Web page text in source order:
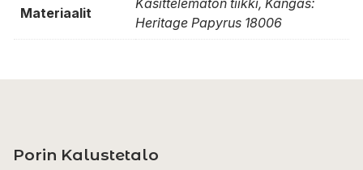
Materiaalit
Käsittelemätön tiikki, Kangas:
Heritage Papyrus 18006
Porin Kalustetalo